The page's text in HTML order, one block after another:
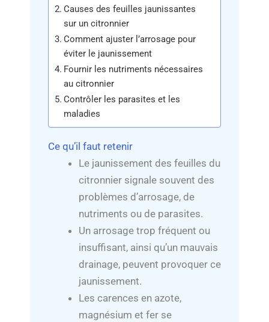
Causes des feuilles jaunissantes
sur un citronnier
Comment ajuster l’arrosage pour
éviter le jaunissement
Fournir les nutriments nécessaires
au citronnier
Contrôler les parasites et les
maladies
Ce qu’il faut retenir
Le jaunissement des feuilles du
citronnier signale souvent des
problèmes d’arrosage, de
nutriments ou de parasites.
Un arrosage trop fréquent ou
insuffisant, ainsi qu’un mauvais
drainage, peuvent provoquer ce
jaunissement.
Les carences en azote,
magnésium et fer se